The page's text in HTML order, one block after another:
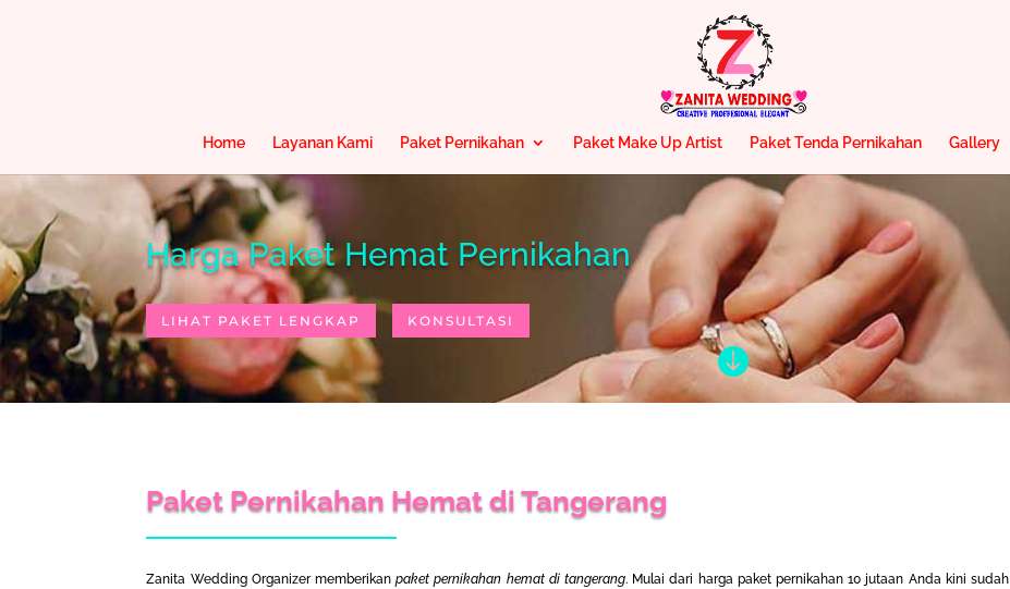
Home Layanan Kami Paket Pernikahan Paket Make Up Artist Paket Tenda Pernikahan Gallery
Harga Paket Hemat Pernikahan
LIHAT PAKET LENGKAP KONSULTASI

Paket Pernikahan Hemat di Tangerang
Zanita Wedding Organizer memberikanpaket pernikahan hemat di tangerang. Mulai dari harga paket pernikahan 10 jutaan Anda kini sudah